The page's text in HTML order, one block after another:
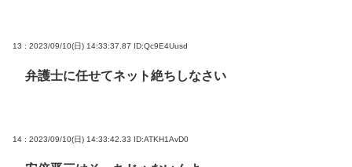
13 : 2023/09/10(日) 14:33:37.87 ID:Qc9E4Uusd
弁護士に任せてネット絶ちしなさい
14 : 2023/09/10(日) 14:33:42.33 ID:ATKH1AvD0